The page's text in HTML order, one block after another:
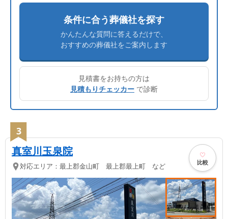
条件に合う葬儀社を探す
かんたんな質問に答えるだけで、
おすすめの葬儀社をご案内します
見積書をお持ちの方は
見積もりチェッカー で診断
3
真室川玉泉院
対応エリア： 最上郡金山町 最上郡最上町 など 比較